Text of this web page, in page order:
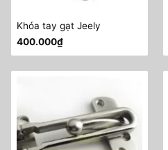
Khóa tay gạt Jeely
400.000₫